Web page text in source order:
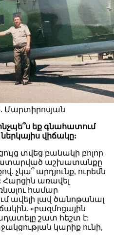
եք գնահատում
վիճակը:
տվեց բանակի բոլոր
Կատարված աշխատանքը
չկա՞ արդյունք, ուրեմն
Հարցին առավել
համար
ավելի լավ ծանոթանալ
«բազմոցային
շատ հեշտ է:
կարիք ունի,